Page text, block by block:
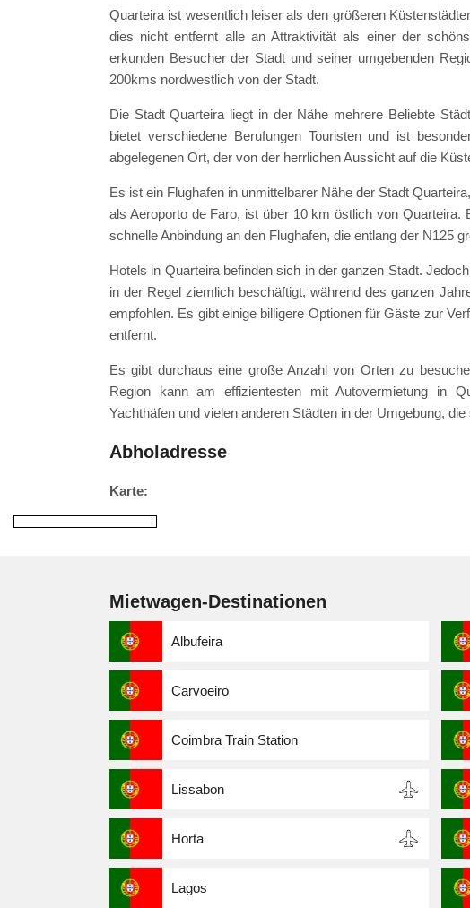
Quarteira ist wesentlich leiser als den größeren
dies nicht entfernt alle an Attraktivität als einer der
erkunden Besucher der Stadt und seiner umgebenden
200kms nordwestlich von der Stadt.
Die Stadt Quarteira liegt in der Nähe mehrere Beliebte
bietet verschiedene Berufungen Touristen und ist
abgelegenen Ort, der von der herrlichen Aussicht auf die
Es ist ein Flughafen in unmittelbarer Nähe der Stadt
als Aeroporto de Faro, ist über 10 km östlich von
schnelle Anbindung an den Flughafen, die entlang der N125
Hotels in Quarteira befinden sich in der ganzen Stadt.
in der Regel ziemlich beschäftigt, während des ganzen
empfohlen. Es gibt einige billigere Optionen für Gäste zur
entfernt.
Es gibt durchaus eine große Anzahl von Orten zu
Region kann am effizientesten mit Autovermietung in
Yachthäfen und vielen anderen Städten in der Umgebung,
Abholadresse
Karte:
Mietwagen-Destinationen
Albufeira
Carvoeiro
Coimbra Train Station
Lissabon
Horta
Lagos